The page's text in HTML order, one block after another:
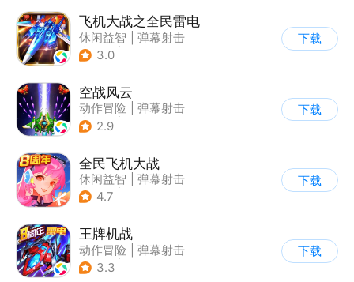
飞机大战之全民雷电
休闲益智
弹幕射击
| 冒险
3.0
下载
空战风云
动作冒险
弹幕射击
| 科幻
2.9
下载
全民飞机大战
休闲益智
弹幕射击
| 飞机
4.7
下载
王牌机战
动作冒险
弹幕射击
| 空战
3.3
下载